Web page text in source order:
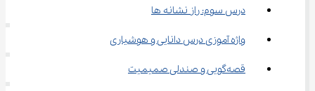
درس سوم: راز نشانه ها
واژه آموزی درس دانایی و هوشیاری
قصه‌گویی و صندلی صمیمیت